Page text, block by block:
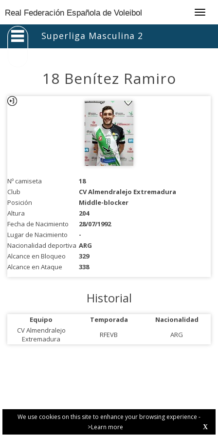
We use cookies on this site to enhance your browsing experience -
>Learn more
X
Real Federación Española de Voleibol
Superliga Masculina 2
18 Benítez Ramiro
Nº camiseta
18
Club
CV Almendralejo Extremadura
Posición
Middle-blocker
Altura
204
Fecha de Nacimiento
28/07/1992
Lugar de Nacimiento
-
Nacionalidad deportiva ARG
Alcance en Bloqueo
329
Alcance en Ataque
338
Historial
Equipo Temporada
Nacionalidad
CV Almendralejo
Extremadura
RFEVB ARG